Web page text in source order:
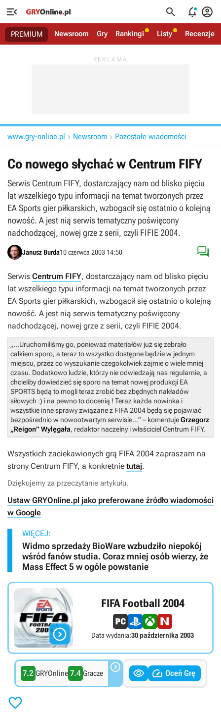
   
PREMIUM Newsroom Gry Rankingi Listy Recenzje
www.gry-online.pl  Newsroom  Pozostałe wiadomości
Co nowego słychać w Centrum FIFY
Serwis Centrum FIFY, dostarczający nam od blisko pięciu
lat wszelkiego typu informacji na temat tworzonych przez
EA Sports gier piłkarskich, wzbogacił się ostatnio o kolejną
nowość. A jest nią serwis tematyczny poświęcony
nadchodzącej, nowej grze z serii, czyli FIFIE 2004.
Janusz Burda10 czerwca 2003 14:50 
Serwis Centrum FIFY, dostarczający nam od blisko pięciu
lat wszelkiego typu informacji na temat tworzonych przez
EA Sports gier piłkarskich, wzbogacił się ostatnio o kolejną
nowość. A jest nią serwis tematyczny poświęcony
nadchodzącej, nowej grze z serii, czyli FIFIE 2004.
„...Uruchomiliśmy go, ponieważ materiałów już się zebrało
całkiem sporo, a teraz to wszystko dostępne będzie w jednym
miejscu, przez co wyszukanie czegokolwiek zajmie o wiele mniej
czasu. Dodatkowo ludzie, którzy nie odwiedzają nas regularnie, a
chcieliby dowiedzieć się sporo na temat nowej produkcji EA
SPORTS będą to mogli teraz zrobić bez zbędnych nakładów
siłowych :) i na pewno to docenią ! Teraz każda nowinka i
wszystkie inne sprawy związane z FIFA 2004 będą się pojawiać
bezpośrednio w nowootwartym serwisie...” – komentujeGrzegorz
„Reigon” Wylęgała, redaktor naczelny i właściciel Centrum FIFY.
Wszystkich zaciekawionych grą FIFA 2004 zapraszam na
strony Centrum FIFY, a konkretnie tutaj.
Dziękujemy za przeczytanie artykułu.
Ustaw GRYOnline.pl jako preferowane źródło wiadomości
w Google
WIĘCEJ:
Widmo sprzedaży BioWare wzbudziło niepokój
wśród fanów studia. Coraz mniej osób wierzy, że
Mass Effect 5 w ogóle powstanie

FIFA Football 2004
Data wydania:30 października 2003
7.2 GRYOnline 7.4 Gracze    Oceń Grę
